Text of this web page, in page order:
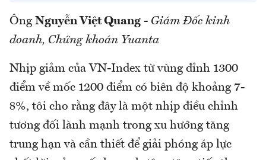
Ông Nguyễn Việt Quang - Giám Đốc kinh
doanh, Chứng khoán Yuanta
Nhịp giảm của VN-Index từ vùng đỉnh 1300
điểm về mốc 1200 điểm có biên độ khoảng 7-
8%, tôi cho rằng đây là một nhịp điều chỉnh
tương đối lành mạnh trong xu hướng tăng
trung hạn và cần thiết để giải phóng áp lực